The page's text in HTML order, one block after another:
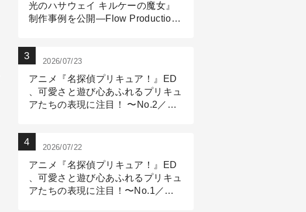
光のハサウェイ キルケーの魔女』
制作事例を公開―Flow Production
2026/07/23
アニメ『名探偵プリキュア！』ED
、可愛さと遊び心あふれるプリキュ
アたちの表現に注目！ 〜No.2／モ
2026/07/22
アニメ『名探偵プリキュア！』ED
、可愛さと遊び心あふれるプリキュ
アたちの表現に注目！〜No.1／演